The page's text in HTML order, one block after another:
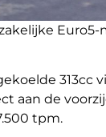
313cc
aan de
tpm.